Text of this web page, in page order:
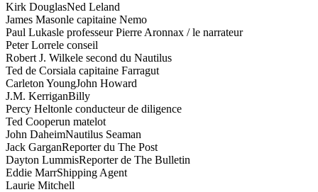
Kirk DouglasNed Leland
James Masonle capitaine Nemo
Paul Lukasle professeur Pierre Aronnax / le narrateur
Peter Lorrele conseil
Robert J. Wilkele second du Nautilus
Ted de Corsiala capitaine Farragut
Carleton YoungJohn Howard
J.M. KerriganBilly
Percy Heltonle conducteur de diligence
Ted Cooperun matelot
John DaheimNautilus Seaman
Jack GarganReporter du The Post
Dayton LummisReporter de The Bulletin
Eddie MarrShipping Agent
Laurie Mitchell